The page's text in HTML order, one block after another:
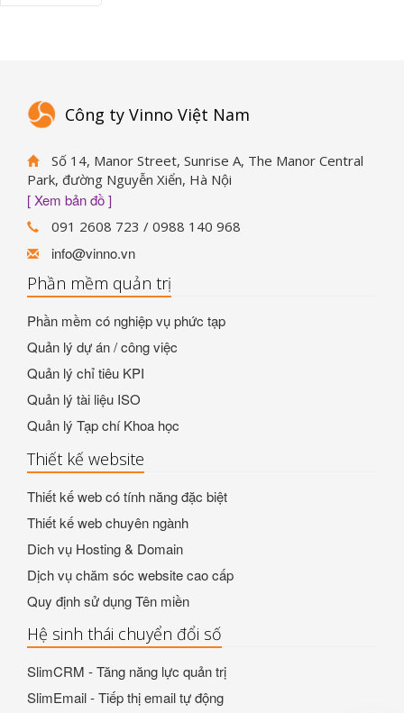
Công ty Vinno Việt Nam
Số 14, Manor Street, Sunrise A, The Manor Central
Park, đường Nguyễn Xiển, Hà Nội
[ Xem bản đồ ]
091 2608 723 / 0988 140 968
info@vinno.vn
Phần mềm quản trị
Phần mềm có nghiệp vụ phức tạp
Quản lý dự án / công việc
Quản lý chỉ tiêu KPI
Quản lý tài liệu ISO
Quản lý Tạp chí Khoa học
Thiết kế website
Thiết kế web có tính năng đặc biệt
Thiết kế web chuyên ngành
Dich vụ Hosting & Domain
Dịch vụ chăm sóc website cao cấp
Quy định sử dụng Tên miền
Hệ sinh thái chuyển đổi số
SlimCRM - Tăng năng lực quản trị
SlimEmail - Tiếp thị email tự động